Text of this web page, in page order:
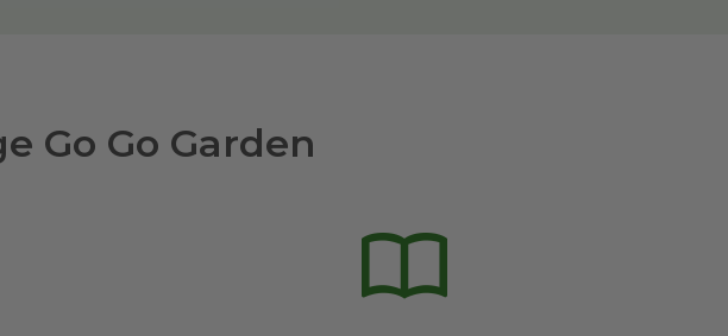
Go Go Garden